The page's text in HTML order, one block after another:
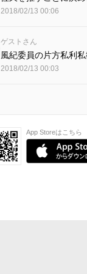
2018/02/13 00:06
ゲストさん
風紀委員の片方私利
2018/02/13 00:03
App Storeはこちら